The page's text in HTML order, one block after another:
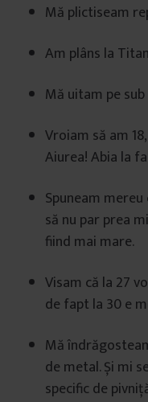
Mă plictiseam
Am plâns la
Mă uitam pe
Vroiam să am
Aiurea! Abia la
Spuneam
să nu par prea
fiind mai mare.
Visam că la 27
de fapt la 30 e
Mă
de metal. Și mi
specific de